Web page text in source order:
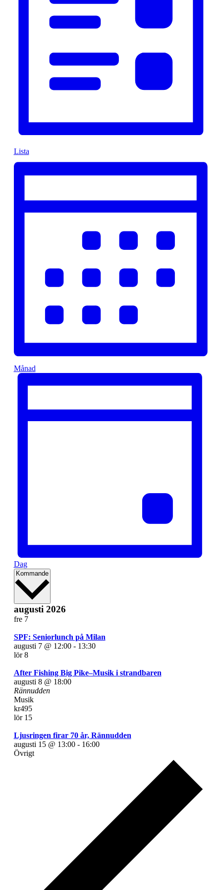
Lista
Månad
Dag
Kommande Välj
augusti 2026
fre 7
SPF: Seniorlunch på Milan
augusti 7 @ 12:00- 13:30
lör8
After Fishing Big Pike–Musik i strandbaren
augusti 8 @ 18:00
Rännudden
Musik
kr495
lör 15
Ljusringen firar 70 år, Rännudden
augusti 15 @ 13:00- 16:00
Övrigt